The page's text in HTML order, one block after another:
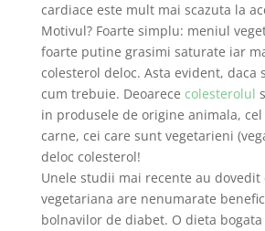
cardiace este mult mai scazuta la
Motivul? Foarte simplu: meniul
foarte putine grasimi saturate iar
colesterol deloc. Asta evident, daca
cum trebuie. Deoarece colesterolul
in produsele de origine animala,
carne, cei care sunt vegetarieni
deloc colesterol!
Unele studii mai recente au dovedit
vegetariana are nenumarate
bolnavilor de diabet. O dieta